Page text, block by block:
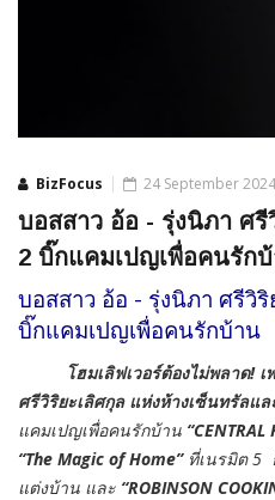
BizFocus 24 September 2024
บอสสาว อ้อ - รุ่งนิภา ศ
2 บิ๊กแคมเปญเพื่อคนรัก
บอสสาว อ้อ - รุ่งนิภา ศรีวิ
บิ๊กแคมเปญเพื่อคนรักบ้าน
โฮมเลิฟเวอร์ต้องไม่พลาด!
ศรีวิริยะเลิศกุล แห่งห้างเซ็นทรัลแล
แคมเปญเพื่อคนรักบ้าน “CENTRAL
“The Magic of Home”ที่เนรมิต 5
แต่งบ้าน และ “ROBINSON